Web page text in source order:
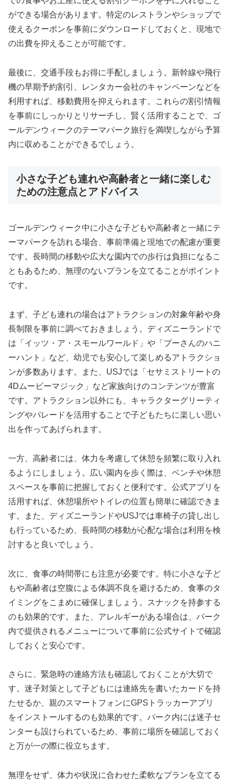
ができる場合があります。特定のレストランやショップで
使えるクーポンを事前にダウンロードしておくと、現地で
の出費を抑えることが可能です。
最後に、交通手段もお得に手配しましょう。新幹線や飛行
機の早期予約割引、レンタカー会社のキャンペーンなどを
利用すれば、移動費用を抑えられます。これらの割引情報
を事前にしっかりとリサーチし、賢く活用することで、ゴ
ールデンウィークのテーマパーク旅行を満喫しながら予算
内に収めることができるでしょう。
小さな子ども連れや高齢者と一緒に楽しむ
ための注意点とアドバイス
ゴールデンウィーク中に小さな子どもや高齢者と一緒にテ
ーマパークを訪れる場合、事前準備と現地での配慮が重要
です。長時間の移動や広大な園内での歩行は負担になるこ
ともあるため、無理のないプランを立てることがポイント
です。
まず、子ども連れの場合はアトラクションの対象年齢や身
長制限を事前に調べておきましょう。ディズニーランドで
は「イッツ・ア・スモールワールド」や「プーさんのハニ
ーハント」など、幼児でも安心して楽しめるアトラクショ
ンが多数あります。また、USJでは「セサミストリートの
4Dムービーマジック」など家族向けのコンテンツが豊富
です。アトラクション以外にも、キャラクターグリーティ
ングやパレードを活用することで子どもたちに楽しい思い
出を作ってあげられます。
一方、高齢者には、体力を考慮して休憩を頻繁に取り入れ
るようにしましょう。広い園内を歩く際は、ベンチや休憩
スペースを事前に把握しておくと便利です。公式アプリを
活用すれば、休憩場所やトイレの位置も簡単に確認できま
す。また、ディズニーランドやUSJでは車椅子の貸し出し
も行っているため、長時間の移動が心配な場合は利用を検
討すると良いでしょう。
次に、食事の時間帯にも注意が必要です。特に小さな子ど
もや高齢者は空腹による体調不良を避けるため、食事のタ
イミングをこまめに確保しましょう。スナックを持参する
のも効果的です。また、アレルギーがある場合は、パーク
内で提供されるメニューについて事前に公式サイトで確認
しておくと安心です。
さらに、緊急時の連絡方法も確認しておくことが大切で
す。迷子対策として子どもには連絡先を書いたカードを持
たせるか、親のスマートフォンにGPSトラッカーアプリ
をインストールするのも効果的です。パーク内には迷子セ
ンターも設けられているため、事前に場所を確認しておく
と万が一の際に役立ちます。
無理をせず、体力や状況に合わせた柔軟なプランを立てる